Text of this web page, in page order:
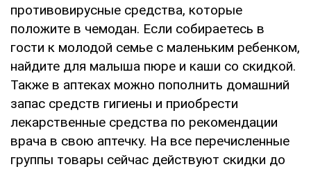
противовирусные средства, которые
положите в чемодан. Если собираетесь в
гости к молодой семье с маленьким ребенком,
найдите для малыша пюре и каши со скидкой.
Также в аптеках можно пополнить домашний
запас средств гигиены и приобрести
лекарственные средства по рекомендации
врача в свою аптечку. На все перечисленные
группы товары сейчас действуют скидки до